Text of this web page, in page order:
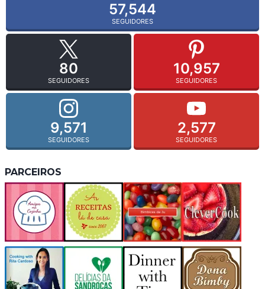
57,544
SEGUIDORES
80
SEGUIDORES
10,957
SEGUIDORES
9,571
SEGUIDORES
2,577
SEGUIDORES
PARCEIROS